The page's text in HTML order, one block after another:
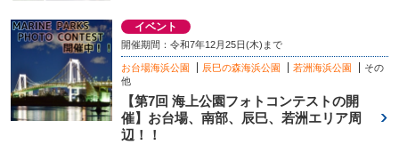
イベント
開催期間：令和7年12月25日(木)まで
お台場海浜公園 辰巳の森海浜公園 若洲海浜公園
その
他
【第7回 海上公園フォトコンテストの開
催】お台場、南部、辰巳、若洲エリア周
辺！！